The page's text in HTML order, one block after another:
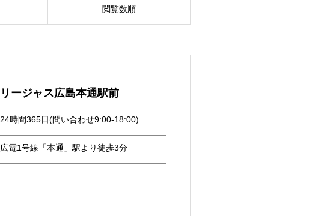
閲覧数順
リージャス広島本通駅前
24時間365日(問い合わせ9:00-18:00)
広電1号線「本通」駅より徒歩3分